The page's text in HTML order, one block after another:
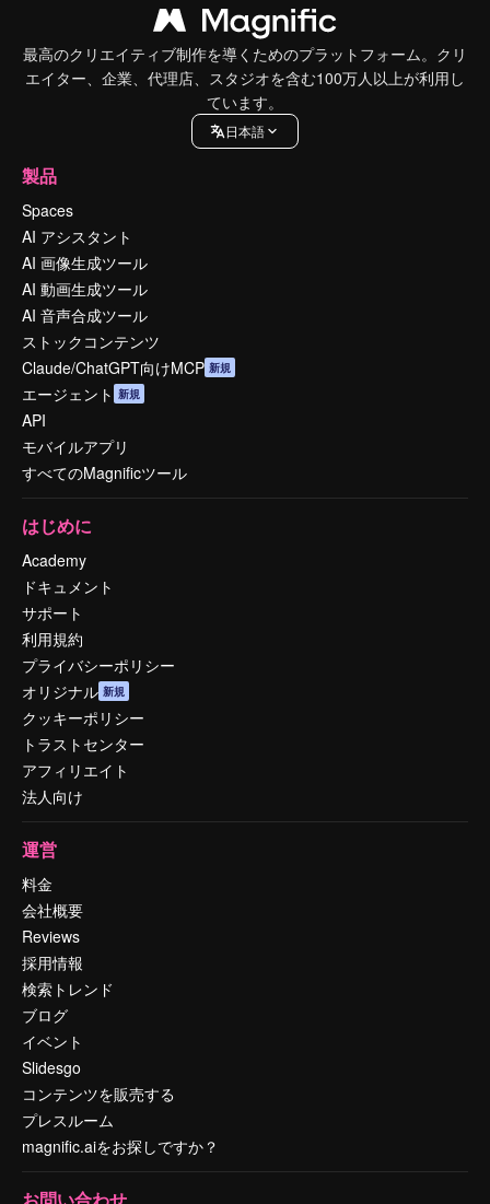
最高のクリエイティブ制作を導くためのプラットフォーム。クリ
エイター、企業、代理店、スタジオを含む100万人以上が利用し
ています。
日本語
製品
Spaces
AI アシスタント
AI 画像生成ツール
AI 動画生成ツール
AI 音声合成ツール
ストックコンテンツ
Claude/ChatGPT向けMCP 新規
エージェント 新規
API
モバイルアプリ
すべてのMagnificツール
はじめに
Academy
ドキュメント
サポート
利用規約
プライバシーポリシー
オリジナル 新規
クッキーポリシー
トラストセンター
アフィリエイト
法人向け
運営
料金
会社概要
Reviews
採用情報
検索トレンド
ブログ
イベント
Slidesgo
コンテンツを販売する
プレスルーム
magnific.aiをお探しですか？
お問い合わせ